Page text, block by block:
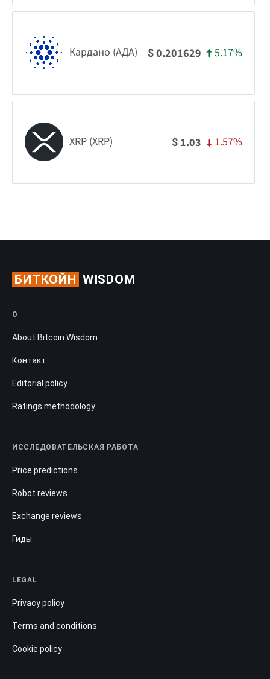
Кардано (АДА) $0.201629 5.17%
XRP (XRP) $ 1.03 1.57%
БИТКОЙН WISDOM
О
About Bitcoin Wisdom
Контакт
Editorial policy
Ratings methodology
ИССЛЕДОВАТЕЛЬСКАЯ РАБОТА
Price predictions
Robot reviews
Exchange reviews
Гиды
LEGAL
Privacy policy
Terms and conditions
Cookie policy